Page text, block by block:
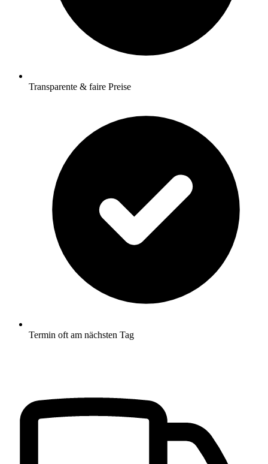
Transparente & faire Preise
Termin oft am nächsten Tag